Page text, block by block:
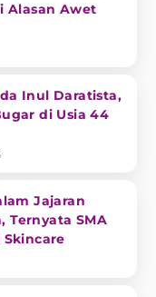
Alasan Awet
Inul Daratista,
di Usia 44
Jajaran
Ternyata SMA